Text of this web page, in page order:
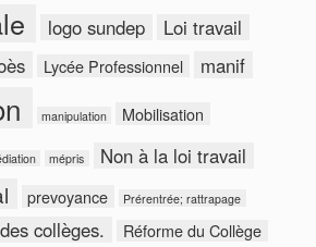
logo sundep Loi travail
Lycée Professionnel manif
manipulation Mobilisation
mépris Non à la loi travail
prevoyance Prérentrée; rattrapage
collèges.
Réforme du Collège